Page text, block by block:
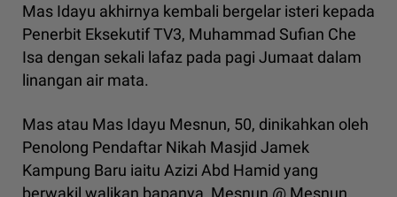
Mas Idayu akhirnya kembali bergelar isteri kepada
Penerbit Eksekutif TV3, Muhammad Sufian Che
Isa dengan sekali lafaz pada pagi Jumaat dalam
linangan air mata.
Mas atau Mas Idayu Mesnun, 50, dinikahkan oleh
Penolong Pendaftar Nikah Masjid Jamek
Kampung Baru iaitu Azizi Abd Hamid yang
berwakil walikan bapanya, Mesnun @ Mesnun